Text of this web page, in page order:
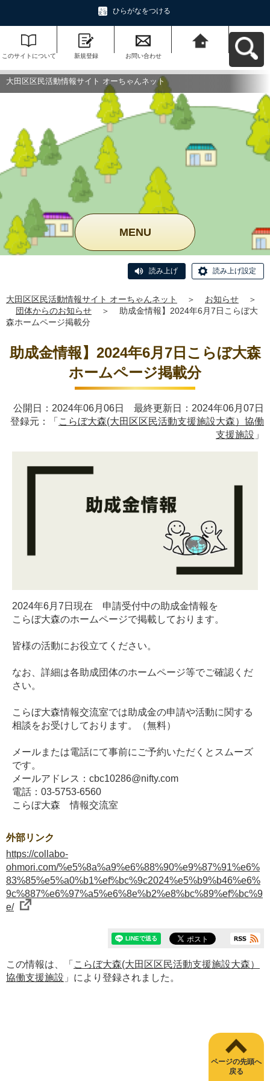
ひらがなをつける
このサイトについて 新規登録 お問い合わせ
ットへ戻る
大田区区民活動情報サイト オーちゃんネット
MENU
読み上げ 読み上げ設定
大田区区民活動情報サイト オーちゃんネット ＞ お知らせ
＞
団体からのお知らせ
＞
助成金情報】2024年6月7日こらぼ大
森ホームページ掲載分
助成金情報】2024年6月7日こらぼ大森
ホームページ掲載分
公開日：2024年06月06日 最終更新日：2024年06月07日
登録元：「 こらぼ大森(大田区区民活動支援施設大森）協働
支援施設 」
2024年6月7日現在 申請受付中の助成金情報を
こらぼ大森のホームページで掲載しております。
皆様の活動にお役立てください。
なお、詳細は各助成団体のホームページ等でご確認くだ
さい。
こらぼ大森情報交流室では助成金の申請や活動に関する
相談をお受けしております。（無料）
メールまたは電話にて事前にご予約いただくとスムーズ
です。
メールアドレス：cbc10286@nifty.com
電話：03-5753-6560
こらぼ大森 情報交流室
外部リンク
https://collabo-
ohmori.com/%e5%8a%a9%e6%88%90%e9%87%91%e6%
83%85%e5%a0%b1%ef%bc%9c2024%e5%b9%b46%e6%
9c%887%e6%97%a5%e6%8e%b2%e8%bc%89%ef%bc%9
e/
この情報は、「 こらぼ大森(大田区区民活動支援施設大森）
協働支援施設 」により登録されました。
ページの先頭へ
戻る